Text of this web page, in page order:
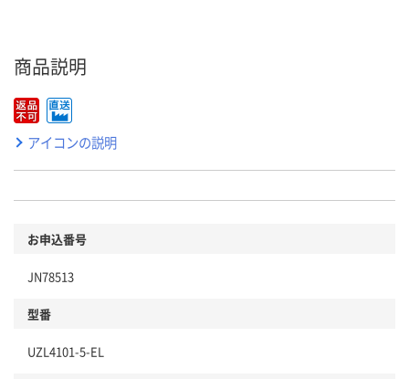
商品説明
アイコンの説明
お申込番号
JN78513
型番
UZL4101-5-EL